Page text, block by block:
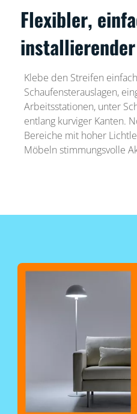
Flexibler,
Klebe den Streifen
Schaufensterauslagen,
Arbeitsstationen, unter
entlang kurviger Kanten.
Bereiche mit hoher
Möbeln stimmungsvolle